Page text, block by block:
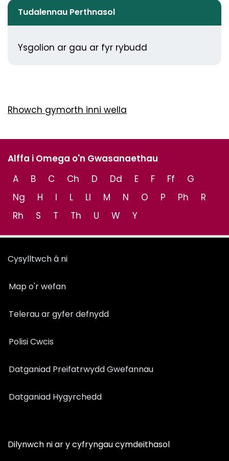
Tudalennau Perthnasol
Ysgolion ar gau ar fyr rybudd
Rhowch gymorth inni wella
Alffa i Omega o'n Gwasanaethau
A
B C Ch D Dd E F Ff
G
Ng
H I L Ll M N O P Ph
R
Rh
S T Th U W Y
Cysylltwch â ni
Map o'r wefan
Telerau ar gyfer defnydd
Polisi Cwcis
Datganiad Preifatrwydd Gwefannau
Datganiad Hygyrchedd
Dilynwch ni ar y cyfryngau cymdeithasol